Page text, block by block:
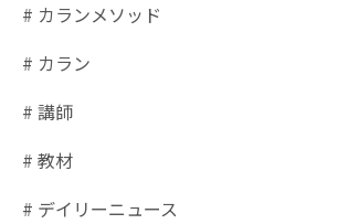
# カランメソッド
# カラン
# 講師
# 教材
# デイリーニュース